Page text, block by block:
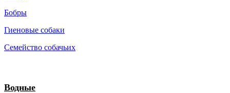
Бобры
Гиеновые собаки
Семейство собачьих
Водные